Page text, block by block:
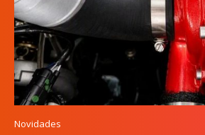
Novidades